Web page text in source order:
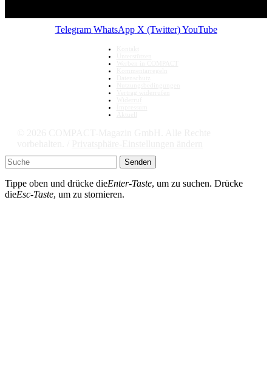
Telegram WhatsApp X (Twitter) YouTube
Senden
Tippe oben und drücke dieEnter-Taste, um zu suchen. Drücke
dieEsc-Taste, um zu stornieren.